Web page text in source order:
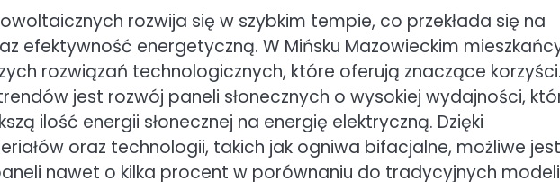
rozwija się w szybkim tempie, co przekłada się na
efektywność energetyczną. W Mińsku Mazowieckim
rozwiązań technologicznych, które oferują znaczące korzyści.
jest rozwój paneli słonecznych o wysokiej wydajności,
ilość energii słonecznej na energię elektryczną. Dzięki
oraz technologii, takich jak ogniwa bifacjalne, możliwe jest
nawet o kilka procent w porównaniu do tradycyjnych